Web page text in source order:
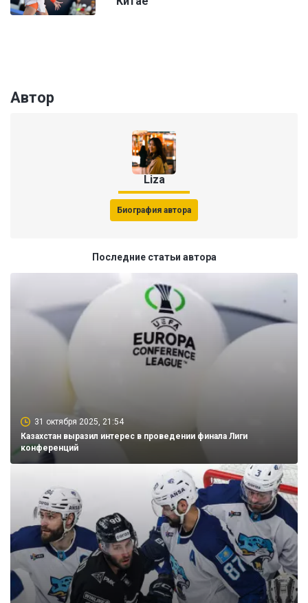
Автор
Liza
Биография автора
Последние статьи автора
31 октября 2025, 21:54
Казахстан выразил интерес в проведении финала Лиги
конференций